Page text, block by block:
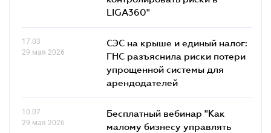
LIGA360"
17.03
29 мая 2026
СЭС на крыше и единый налог:
ГНС разъяснила риски потери
упрощенной системы для
арендодателей
10.07
29 мая 2026
Бесплатный вебинар "Как
малому бизнесу управлять